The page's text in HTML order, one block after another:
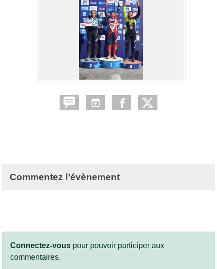
Commentez l’évènement
Connectez-vous pour pouvoir participer aux
commentaires.